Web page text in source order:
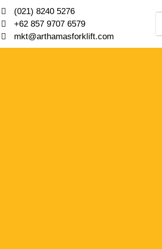
(021) 8240 5276
+62 857 9707 6579
mkt@arthamasforklift.com